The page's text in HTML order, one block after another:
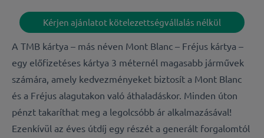
Kérjen ajánlatot kötelezettségvállalás nélkül
A TMB kártya – más néven Mont Blanc – Fréjus kártya –
egy előfizetéses kártya 3 méternél magasabb járművek
számára, amely kedvezményeket biztosít a Mont Blanc
és a Fréjus alagutakon való áthaladáskor. Minden úton
pénzt takaríthat meg a legolcsóbb ár alkalmazásával!
Ezenkívül az éves útdíj egy részét a generált forgalomtól